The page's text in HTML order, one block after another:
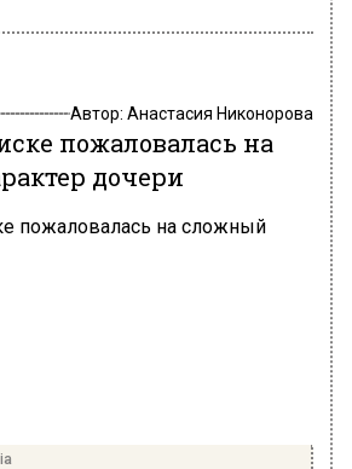
Автор: Анастасия Никонорова
пожаловалась на
дочери